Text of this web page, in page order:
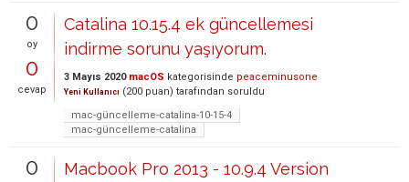
0
oy
0
cevap
Catalina 10.15.4 ek güncellemesi
indirme sorunu yaşıyorum.
3 Mayıs 2020 macOS kategorisinde peaceminusone
Yeni Kullanıcı (200 puan) tarafından soruldu
mac-güncelleme-catalina-10-15-4
mac-güncelleme-catalina
0
Macbook Pro 2013 - 10.9.4 Version